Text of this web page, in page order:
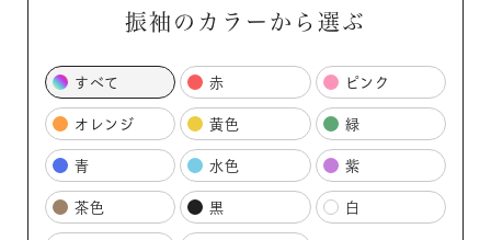
振袖のカラーから選ぶ
すべて 赤 ピンク
オレンジ 黄色 緑
青 水色 紫
茶色 黒 白